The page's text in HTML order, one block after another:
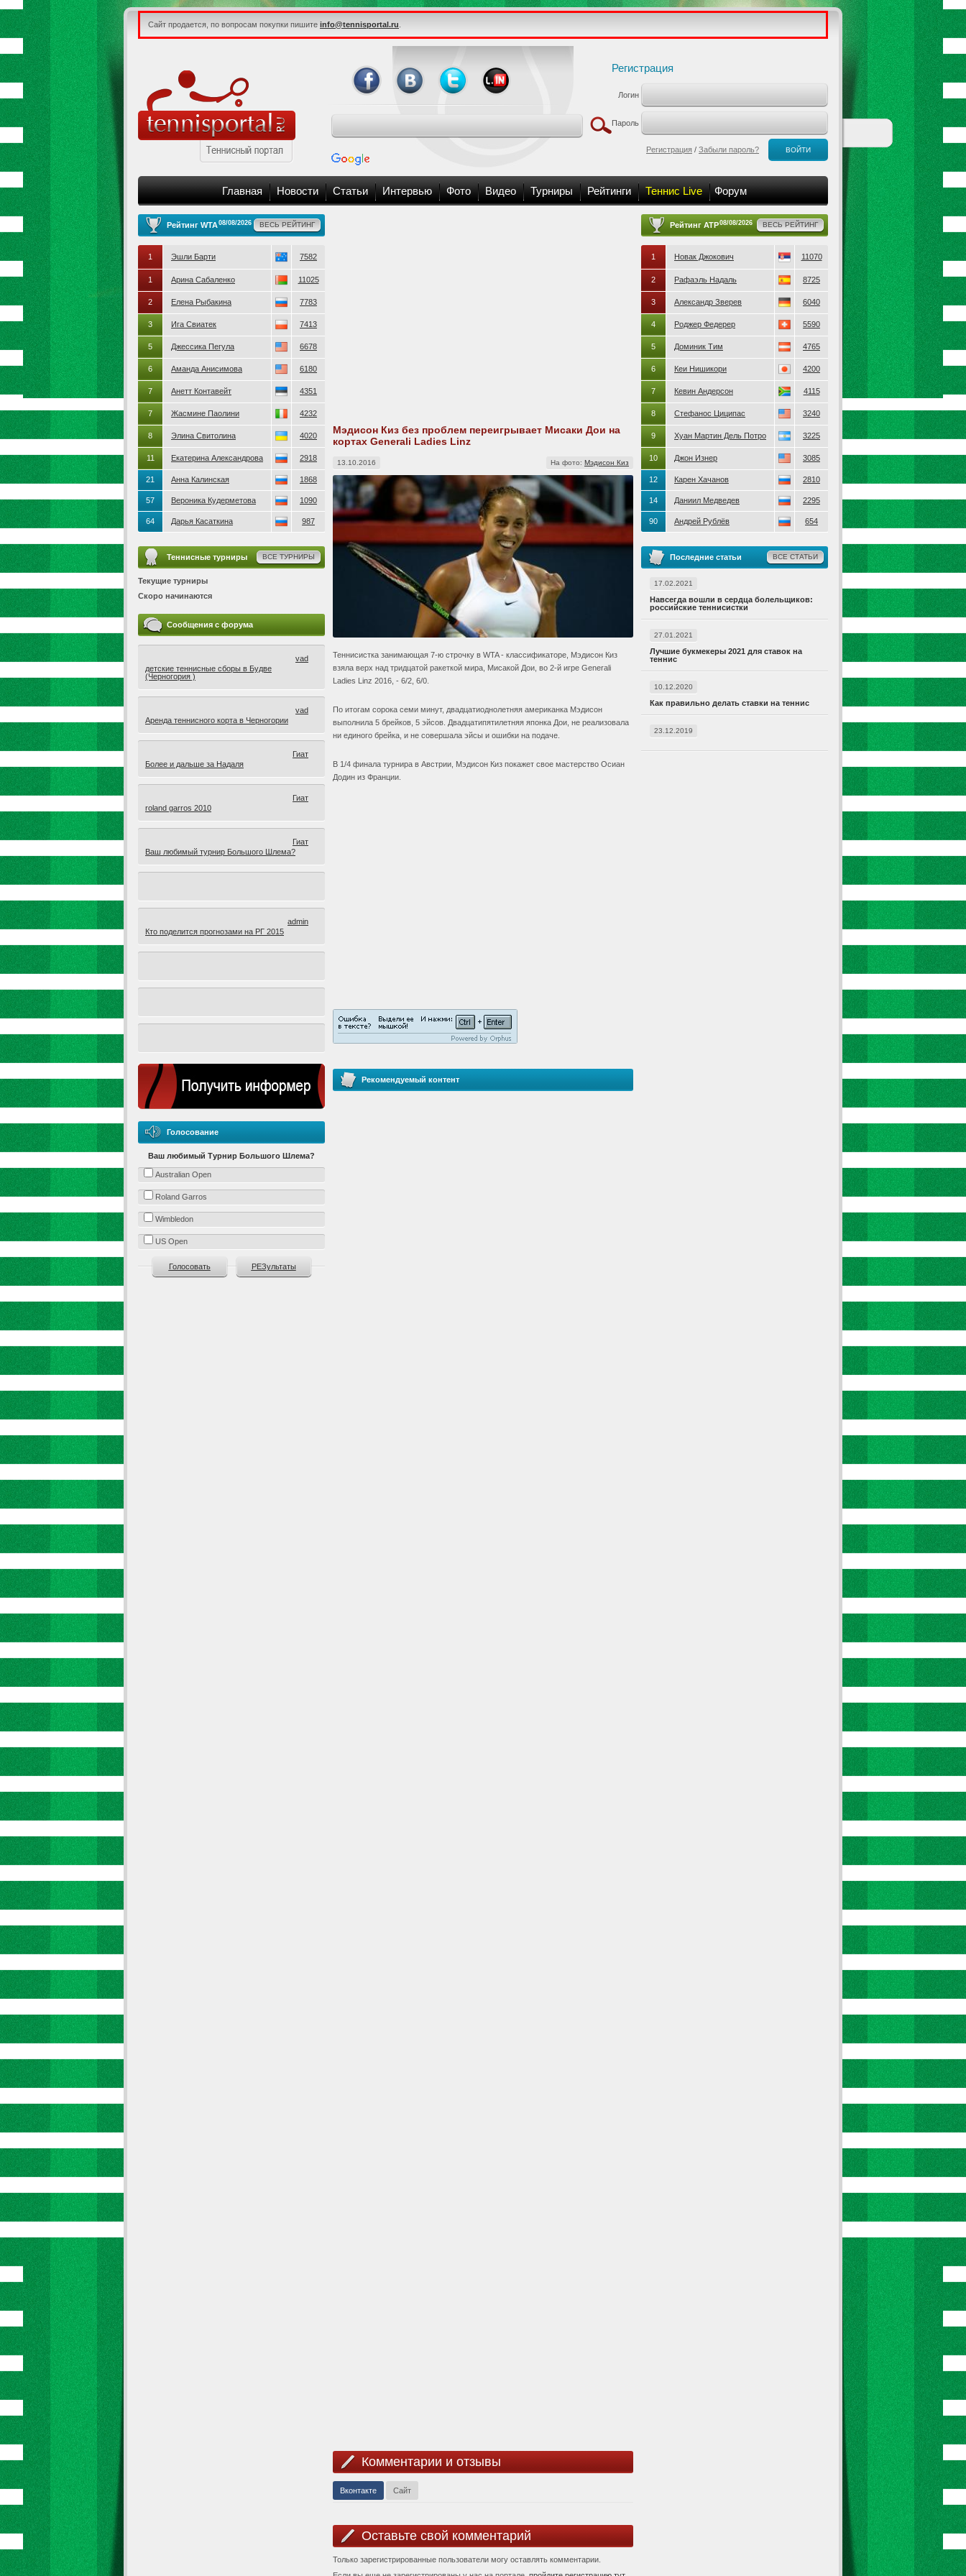
Сайт продается, по вопросам покупки пишите info@tennisportal.ru
Регистрация
Логин
Пароль
Регистрация / Забыли пароль? ВОЙТИ
Главная Новости Статьи Интервью Фото Видео Турниры Рейтинги Теннис Live Форум
Мэдисон Киз без проблем переигрывает Мисаки Дои на
кортах Generali Ladies Linz
На фото: Мэдисон Киз
13.10.2016
Теннисистка занимающая 7-ю строчку в WTA - классификаторе, Мэдисон Киз
взяла верх над тридцатой ракеткой мира, Мисакой Дои, во 2-й игре Generali
Ladies Linz 2016, - 6/2, 6/0.
По итогам сорока семи минут, двадцатиоднолетняя американка Мэдисон
выполнила 5 брейков, 5 эйсов. Двадцатипятилетняя японка Дои, не реализовала
ни единого брейка, и не совершала эйсы и ошибки на подаче.
В 1/4 финала турнира в Австрии, Мэдисон Киз покажет свое мастерство Осиан
Додин из Франции.
Рекомендуемый контент
Комментарии и отзывы
Вконтакте Сайт
Оставьте свой комментарий
Только зарегистрированные пользователи могу оставлять комментарии.
Рейтинг WTA08/08/2026 ВЕСЬ РЕЙТИНГ
1 Эшли Барти 7582
1 Арина Сабаленко 11025
2 Елена Рыбакина 7783
3 Ига Свиатек 7413
5 Джессика Пегула 6678
6 Аманда Анисимова 6180
7 Анетт Контавейт 4351
7 Жасмине Паолини 4232
8 Элина Свитолина 4020
11 Екатерина Александрова 2918
21 Анна Калинская 1868
57 Вероника Кудерметова 1090
64 Дарья Касаткина 987
Теннисные турниры ВСЕ ТУРНИРЫ
Текущие турниры
Скоро начинаются
Сообщения с форума
детские теннисные сборы в Будве
(Черногория )
vad
Аренда теннисного корта в Черногории
vad
Более и дальше за Надаля
Гиат
roland garros 2010
Гиат
Ваш любимый турнир Большого Шлема?
Гиат
Кто поделится прогнозами на РГ 2015
admin
Голосование
Ваш любимый Турнир Большого Шлема?
Australian Open
Roland Garros
Wimbledon
US Open
Голосовать РЕЗультаты
Рейтинг ATP08/08/2026 ВЕСЬ РЕЙТИНГ
1 Новак Джокович 11070
2 Рафаэль Надаль 8725
3 Александр Зверев 6040
4 Роджер Федерер 5590
5 Доминик Тим 4765
6 Кеи Нишикори 4200
7 Кевин Андерсон 4115
8 Стефанос Циципас 3240
9 Хуан Мартин Дель Потро 3225
10 Джон Изнер 3085
12 Карен Хачанов 2810
14 Даниил Медведев 2295
90 Андрей Рублёв 654
Последние статьи ВСЕ СТАТЬИ
17.02.2021
Навсегда вошли в сердца болельщиков:
российские теннисистки
27.01.2021
Лучшие букмекеры 2021 для ставок на
теннис
10.12.2020
Как правильно делать ставки на теннис
23.12.2019